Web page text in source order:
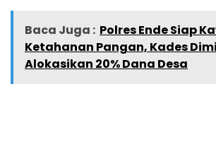
Baca Juga : Polres Ende Siap
Ketahanan Pangan, Kades
Alokasikan 20% Dana Desa